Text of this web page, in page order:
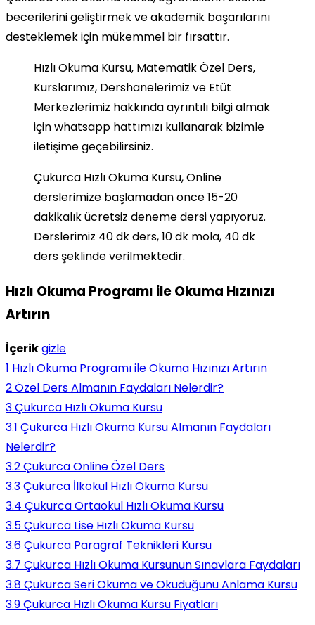
becerilerini geliştirmek ve akademik başarılarını
desteklemek için mükemmel bir fırsattır.
Hızlı Okuma Kursu, Matematik Özel Ders,
Kurslarımız, Dershanelerimiz ve Etüt
Merkezlerimiz hakkında ayrıntılı bilgi almak
için whatsapp hattımızı kullanarak bizimle
iletişime geçebilirsiniz.
Çukurca Hızlı Okuma Kursu, Online
derslerimize başlamadan önce 15-20
dakikalık ücretsiz deneme dersi yapıyoruz.
Derslerimiz 40 dk ders, 10 dk mola, 40 dk
ders şeklinde verilmektedir.
Hızlı Okuma Programı ile Okuma Hızınızı
Artırın
İçerikgizle
1 Hızlı Okuma Programı ile Okuma Hızınızı Artırın
2Özel Ders Almanın Faydaları Nelerdir?
3Çukurca Hızlı Okuma Kursu
3.1 Çukurca Hızlı Okuma Kursu Almanın Faydaları
Nelerdir?
3.2Çukurca Online Özel Ders
3.3Çukurca İlkokul Hızlı Okuma Kursu
3.4 Çukurca Ortaokul Hızlı Okuma Kursu
3.5Çukurca Lise Hızlı Okuma Kursu
3.6Çukurca Paragraf Teknikleri Kursu
3.7 Çukurca Hızlı Okuma Kursunun Sınavlara Faydaları
3.8Çukurca Seri Okuma ve Okuduğunu Anlama Kursu
3.9Çukurca Hızlı Okuma Kursu Fiyatları